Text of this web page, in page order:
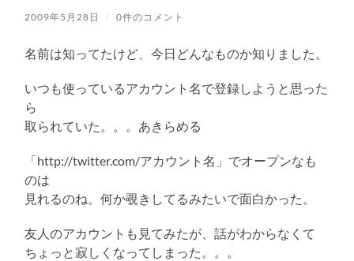
2009年5月28日 / 0件のコメント
名前は知ってたけど、今日どんなものか知りました。
いつも使っているアカウント名で登録しようと思った
ら
取られていた。。。あきらめる
「http://twitter.com/アカウント名」でオープンなも
のは
見れるのね。何か覗きしてるみたいで面白かった。
友人のアカウントも見てみたが、話がわからなくて
ちょっと寂しくなってしまった。。。